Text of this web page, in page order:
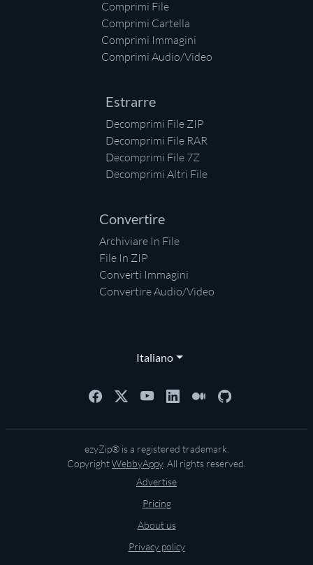
Comprimi File
Comprimi Cartella
Comprimi Immagini
Comprimi Audio/Video
Estrarre
Decomprimi File ZIP
Decomprimi File RAR
Decomprimi File 7Z
Decomprimi Altri File
Convertire
Archiviare In File
File In ZIP
Converti Immagini
Convertire Audio/Video
Italiano
ezyZip® is a registered trademark.
CopyrightWebbyAppy. All rights reserved.
Advertise
Pricing
About us
Privacy policy